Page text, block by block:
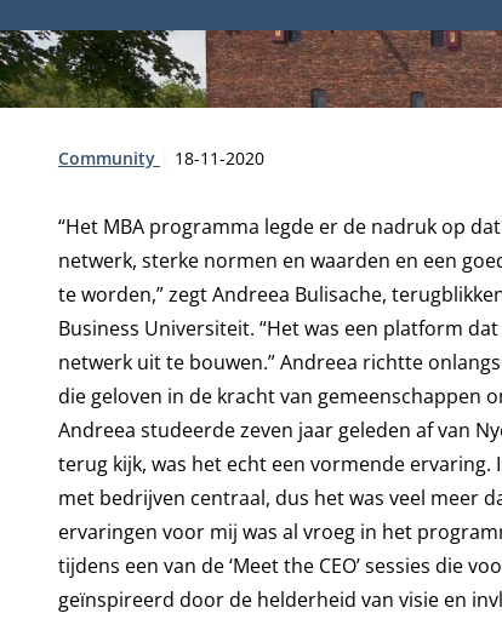
Type:
Community Publicatiedatum:
18-11-2020
“Het MBA programma legde er de nadruk op
netwerk, sterke normen en waarden en een
te worden,” zegt Andreea Bulisache,
Business Universiteit. “Het was een platform
netwerk uit te bouwen.” Andreea richtte
die geloven in de kracht van gemeenschappen
Andreea studeerde zeven jaar geleden af van
terug kijk, was het echt een vormende
met bedrijven centraal, dus het was veel meer
ervaringen voor mij was al vroeg in het
tijdens een van de ‘Meet the CEO’ sessies die
geïnspireerd door de helderheid van visie en